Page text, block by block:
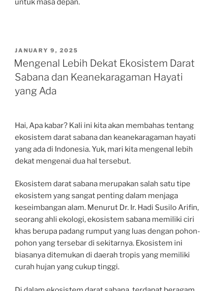
untuk masa depan.
POSTED
ON
JANUARY 9, 2025
Mengenal Lebih Dekat Ekosistem Darat
Sabana dan Keanekaragaman Hayati
yang Ada
Hai, Apa kabar? Kali ini kita akan membahas tentang
ekosistem darat sabana dan keanekaragaman hayati
yang ada di Indonesia. Yuk, mari kita mengenal lebih
dekat mengenai dua hal tersebut.
Ekosistem darat sabana merupakan salah satu tipe
ekosistem yang sangat penting dalam menjaga
keseimbangan alam. Menurut Dr. Ir. Hadi Susilo Arifin,
seorang ahli ekologi, ekosistem sabana memiliki ciri
khas berupa padang rumput yang luas dengan pohon-
pohon yang tersebar di sekitarnya. Ekosistem ini
biasanya ditemukan di daerah tropis yang memiliki
curah hujan yang cukup tinggi.